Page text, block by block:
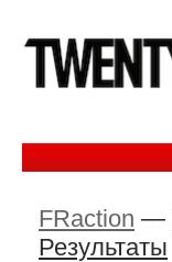
FRaction —
Результаты